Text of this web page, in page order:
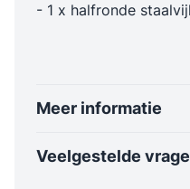
- 1 x halfronde
Meer informatie
Veelgestelde